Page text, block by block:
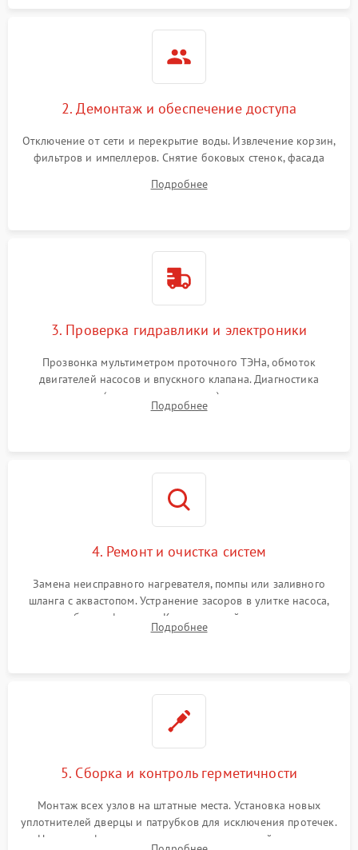
2. Демонтаж и обеспечение доступа
Отключение от сети и перекрытие воды. Извлечение корзин,
фильтров и импеллеров. Снятие боковых стенок, фасада
циркуляционному насосу, ТЭНу и сливной помпе.
Подробнее
3. Проверка гидравлики и электроники
Прозвонка мультиметром проточного ТЭНа, обмоток
двигателей насосов и впускного клапана. Диагностика
прессостата (датчика уровня воды), датчика мутности,
концевика дверцы и электронного модуля управления.
Подробнее
4. Ремонт и очистка систем
Замена неисправного нагревателя, помпы или заливного
шланга с аквастопом. Устранение засоров в улитке насоса,
патрубках и фильтрах. Компонентный ремонт платы
управления, восстановление поврежденной проводки.
Подробнее
5. Сборка и контроль герметичности
Монтаж всех узлов на штатные места. Установка новых
уплотнителей дверцы и патрубков для исключения протечек.
Надежная фиксация хомутов гидравлической системы,